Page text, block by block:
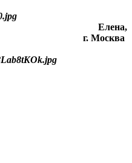
Елена,
г. Москва